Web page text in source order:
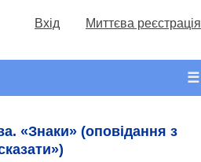
Вхід Миттєва реєстрація
☰
«Знаки» (оповідання з